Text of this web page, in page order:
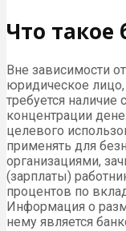
Что такое
Вне зависимости
юридическое
требуется наличие
концентрации
целевого
применять для
организациями,
(зарплаты)
процентов по
Информация о
нему является